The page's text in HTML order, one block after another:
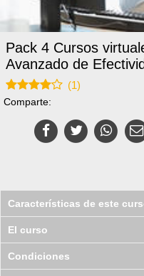
Pack 4 Cursos
Avanzado de
(1)
Comparte:
Características de este
El curso
Condiciones